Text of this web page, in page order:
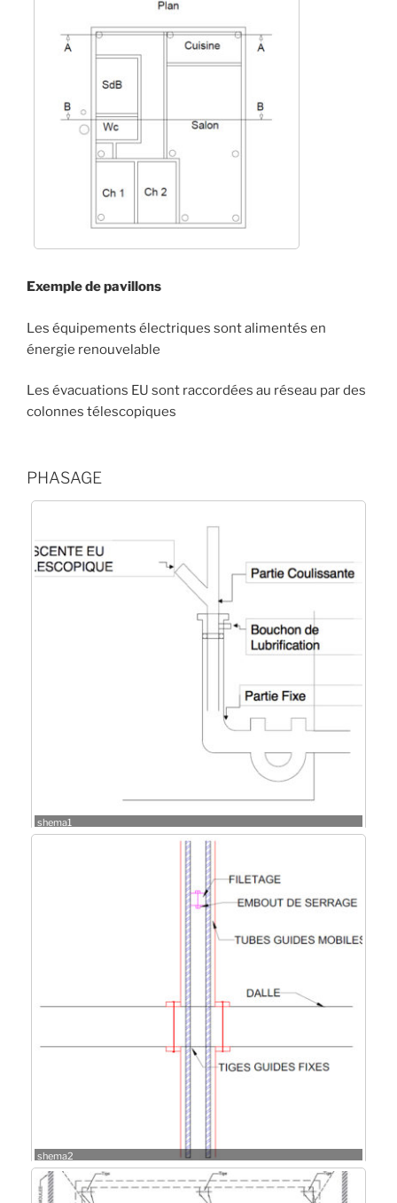
Exemple de pavillons
Les équipements électriques sont alimentés en
énergie renouvelable
Les évacuations EU sont raccordées au réseau par des
colonnes télescopiques
PHASAGE
shema1
shema2